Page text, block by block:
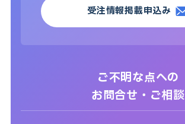
受注情報掲載申込み
ご不明な点への
お問合せ・ご相談